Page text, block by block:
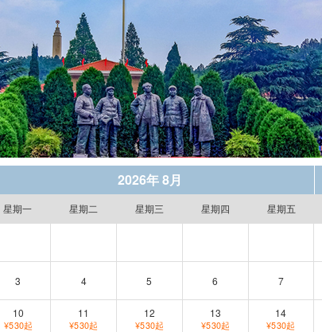
2026年 8月
星期一 星期二 星期三 星期四 星期五
3 4 5 6 7
10
¥530起
11
¥530起
12
¥530起
13
¥530起
14
¥530起